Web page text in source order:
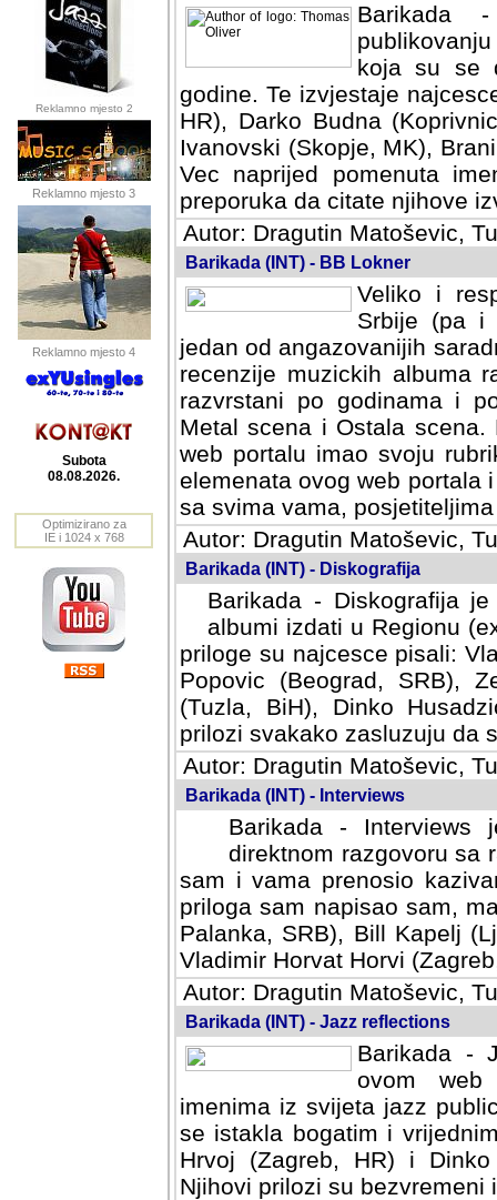
Reklamno mjesto 2
Reklamno mjesto 3
Reklamno mjesto 4
Subota
08.08.2026.
Optimizirano za
IE i 1024 x 768
Barikada
koja su se
godine. Te izvjestaje
HR), Darko Budna
Ivanovski (Skopje, MK),
Vec naprijed pomenuta
preporuka da citate njihove
Autor: Dragutin Matoševic,
Barikada (INT) - BB Lokner
Veliko i
Srbije (pa i
jedan od angazovanijih
recenzije muzickih albuma
razvrstani po godinama i po
scena i Ostala scena.
portalu imao svoju
elemenata ovog web portala
sa svima vama,
Autor: Dragutin Matoševic,
Barikada (INT) - Diskografija
Barikada - Diskografija
albumi izdati u Regionu
priloge su najcesce pisali:
Popovic (Beograd, SRB),
(Tuzla, BiH), Dinko
prilozi svakako zasluzuju da
Autor: Dragutin Matoševic,
Barikada (INT) - Interviews
Barikada -
direktnom razgovoru sa
sam i vama prenosio
priloga sam napisao sam,
Palanka, SRB), Bill Kapelj
Vladimir Horvat Horvi
Autor: Dragutin Matoševic,
Barikada (INT) - Jazz reflections
Barikada -
ovom web
imenima iz svijeta jazz
se istakla bogatim i
Hrvoj (Zagreb, HR) i
Njihovi prilozi su bezvremeni